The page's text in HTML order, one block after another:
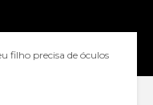
filho precisa de óculos